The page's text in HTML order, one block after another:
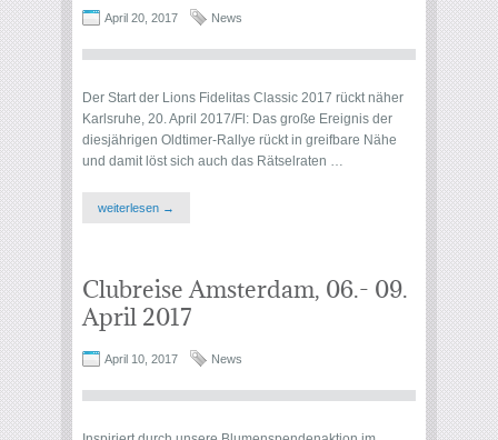
April 20, 2017 News
Der Start der Lions Fidelitas Classic 2017 rückt näher
Karlsruhe, 20. April 2017/Fl: Das große Ereignis der
diesjährigen Oldtimer-Rallye rückt in greifbare Nähe
und damit löst sich auch das Rätselraten …
weiterlesen →
Clubreise Amsterdam, 06.- 09.
April 2017
April 10, 2017 News